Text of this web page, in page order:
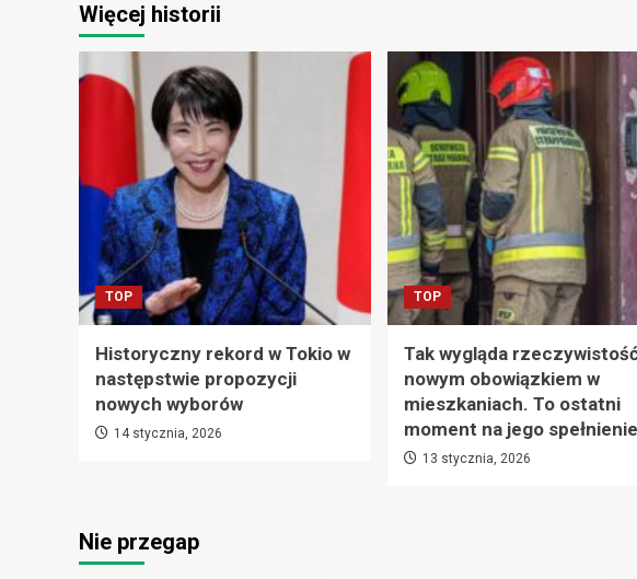
Więcej historii
TOP
Historyczny rekord w Tokio w
następstwie propozycji
nowych wyborów
14 stycznia, 2026
TOP
Tak wygląda
nowym obowiązkiem w
mieszkaniach. To ostatni
moment na jego spełnienie
13 stycznia, 2026
Nie przegap